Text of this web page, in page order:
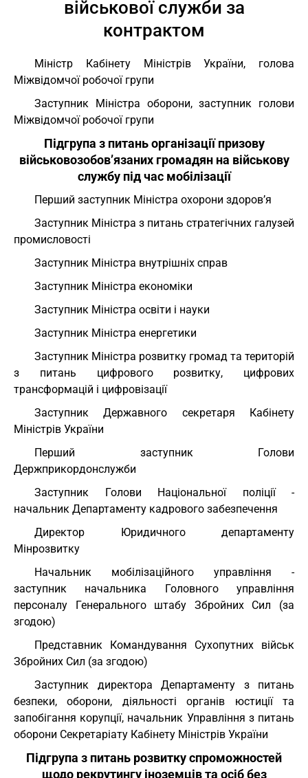
військової служби за
контрактом
Міністр Кабінету Міністрів України, голова
Міжвідомчої робочої групи
Заступник Міністра оборони, заступник голови
Міжвідомчої робочої групи
Підгрупа з питань організації призову
військовозобов’язаних громадян на військову
службу під час мобілізації
Перший заступник Міністра охорони здоров’я
Заступник Міністра з питань стратегічних галузей
промисловості
Заступник Міністра внутрішніх справ
Заступник Міністра економіки
Заступник Міністра освіти і науки
Заступник Міністра енергетики
Заступник Міністра розвитку громад та територій
з питань цифрового розвитку, цифрових
трансформацій і цифровізації
Заступник Державного секретаря Кабінету
Міністрів України
Перший заступник Голови
Держприкордонслужби
Заступник Голови Національної поліції -
начальник Департаменту кадрового забезпечення
Директор Юридичного департаменту
Мінрозвитку
Начальник мобілізаційного управління -
заступник начальника Головного управління
персоналу Генерального штабу Збройних Сил (за
згодою)
Представник Командування Сухопутних військ
Збройних Сил (за згодою)
Заступник директора Департаменту з питань
безпеки, оборони, діяльності органів юстиції та
запобігання корупції, начальник Управління з питань
оборони Секретаріату Кабінету Міністрів України
Підгрупа з питань розвитку спроможностей
щодо рекрутингу іноземців та осіб без